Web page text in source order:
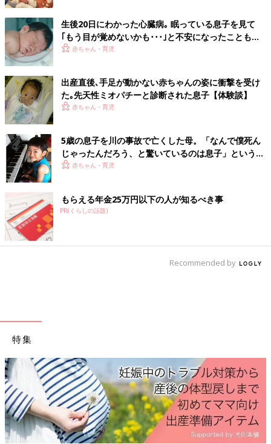
息子の適応力にはあっぱれという気持ちですが、この先何度もこ
ういうことが繰り返されるのが育児なのかと思うと、先が思いや
られた瞬間でした…。
夫婦のじかん大貫さんの「ママ芸人日記」 今までのお話はこち
ら
夫婦のじかん大貫さん プロフィール
吉本興業所属／夫婦お笑いコンビ「夫婦のじかん」の嫁担当。イ
ラストレーターとしても活動中。相方は元・トンファー山西章
博。息子（2018.3生）と夫との3人暮らし。2019年3月にコミッ
生後20日にわかった心臓病｡ 眠っている息子を見て
｢もう目が覚めないかも･･･｣と不安になったことも
【先天性心疾患】
赤ちゃん・育児
出産直後､手足が動かない赤ちゃんの姿に衝撃を受け
た｡先天性ミオパチーと診断された息子【体験談】
赤ちゃん・育児
5歳の息子を川の事故で亡くした母。「なんで僕死ん
じゃったんだろう、と驚いているのは息子」という夫
の言葉と共に事故予防活動を
赤ちゃん・育児
もらえる年金25万円以下の人が知るべき事
PR(くらしの話題)
Recommended by
特集